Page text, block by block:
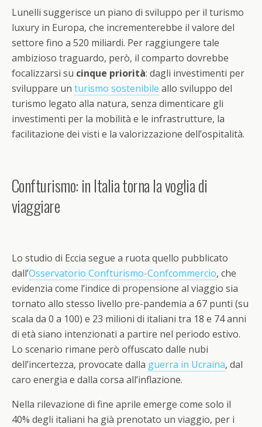
Lunelli suggerisce un piano di sviluppo per il turismo
luxury in Europa, che incrementerebbe il valore del
settore fino a 520 miliardi. Per raggiungere tale
ambizioso traguardo, però, il comparto dovrebbe
focalizzarsi su cinque priorità: dagli investimenti per
sviluppare un turismo sostenibile allo sviluppo del
turismo legato alla natura, senza dimenticare gli
investimenti per la mobilità e le infrastrutture, la
facilitazione dei visti e la valorizzazione dell’ospitalità.
Confturismo: in Italia torna la voglia di
viaggiare
Lo studio di Eccia segue a ruota quello pubblicato
dall’Osservatorio Confturismo-Confcommercio, che
evidenzia come l’indice di propensione al viaggio sia
tornato allo stesso livello pre-pandemia a 67 punti (su
scala da 0 a 100) e 23 milioni di italiani tra 18 e 74 anni
di età siano intenzionati a partire nel periodo estivo.
Lo scenario rimane però offuscato dalle nubi
dell’incertezza, provocate dalla guerra in Ucraina, dal
caro energia e dalla corsa all’inflazione.
Nella rilevazione di fine aprile emerge come solo il
40% degli italiani ha già prenotato un viaggio, per i